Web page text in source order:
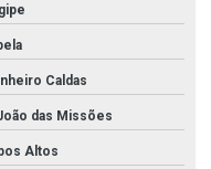
Caldas
das Missões
Altos